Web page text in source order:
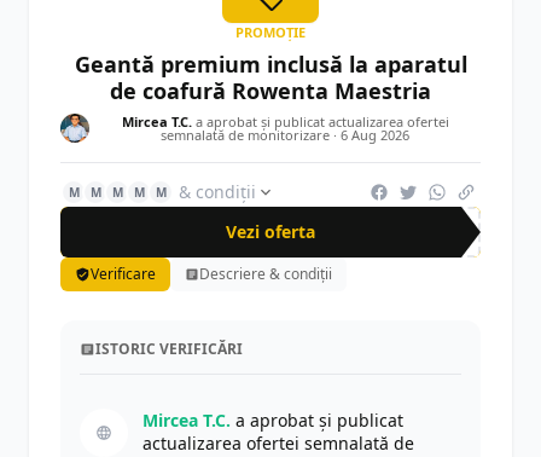
PROMOȚIE
Geantă premium inclusă la aparatul
de coafură Rowenta Maestria
Mircea T.C.a aprobat și publicat actualizarea ofertei
semnalată de monitorizare · 6 Aug 2026
M M M M M
& condiții
Vezi oferta
Verificare Descriere & condiții
ISTORIC VERIFICĂRI
Mircea T.C. a aprobat și publicat
actualizarea ofertei semnalată de